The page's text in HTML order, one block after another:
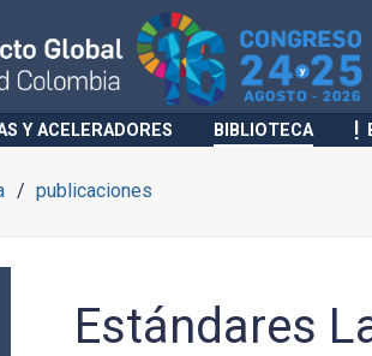
Y ACELERADORES BIBLIOTECA
publicaciones
Estándares